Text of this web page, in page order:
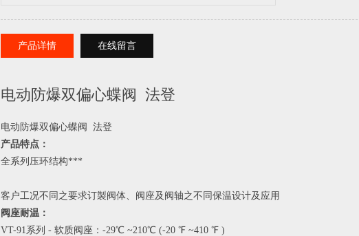
产品详情 在线留言
电动防爆双偏心蝶阀 法登
电动防爆双偏心蝶阀  法登
产品特点：
全系列压环结构***
客户工况不同之要求订製阀体、阀座及阀轴之不同保温设计及应用
阀座耐温：
VT-91系列 - 软质阀座：-29℃ ~210℃ (-20 ℉ ~410 ℉ )